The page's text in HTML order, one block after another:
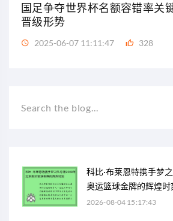
国足争夺世界杯名额容错率关
晋级形势
2025-06-07 11:11:47 328
Search the blog...
科比·布莱恩特携手梦
奥运篮球金牌的辉煌时
2026-08-04 15:17:43